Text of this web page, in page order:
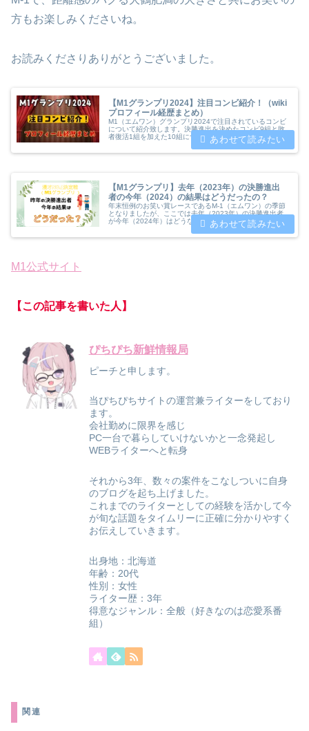
方もお楽しみくださいね。
お読みくださりありがとうございました。
【M1グランプリ2024】注目コンビ紹介！（wiki
プロフィール経歴まとめ）
M1（エムワン）グランプリ2024で注目されているコンビ
について紹介致します。決勝進出を決めたコンビ9組と敗
者復活1組を加えた10組についてプロフィールや経歴、こ
れまでのお笑い賞レースでの実績について紹介いたしま
す。
【M1グランプリ】去年（2023年）の決勝進出
者の今年（2024）の結果はどうだったの？
年末恒例のお笑い賞レースであるM-1（エムワン）の季節
となりましたが、ここでは去年（2023年）の決勝進出者
が今年（2024年）はどうなっているのか？昨年の決勝を
争った10組の今年度の結果についてまとめてみましたの
でご覧ください。
M1公式サイト
【この記事を書いた人】
ぴちぴち新鮮情報局
ピーチと申します。
当ぴちぴちサイトの運営兼ライターをしており
ます。
会社勤めに限界を感じ
PC一台で暮らしていけないかと一念発起し
WEBライターへと転身
それから3年、数々の案件をこなしついに自身
のブログを起ち上げました。
これまでのライターとしての経験を活かして今
が旬な話題をタイムリーに正確に分かりやすく
お伝えしていきます。
出身地：北海道
年齢：20代
性別：女性
ライター歴：3年
得意なジャンル：全般（好きなのは恋愛系番
組）
関連